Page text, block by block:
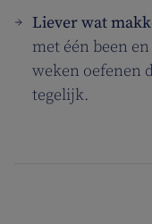
Liever wat
met één been
weken oefenen
tegelijk.